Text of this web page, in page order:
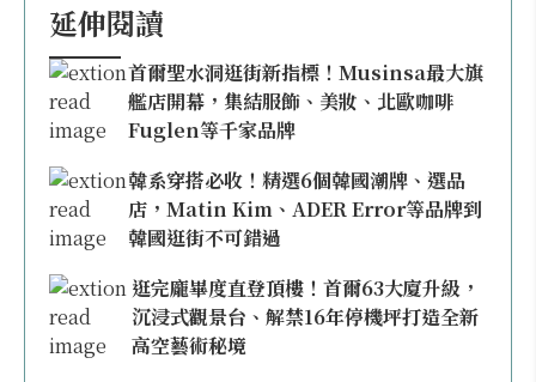
延伸閱讀
首爾聖水洞逛街新指標！Musinsa最大旗
艦店開幕，集結服飾、美妝、北歐咖啡
Fuglen等千家品牌
韓系穿搭必收！精選6個韓國潮牌、選品
店，Matin Kim、ADER Error等品牌到
韓國逛街不可錯過
逛完龐畢度直登頂樓！首爾63大廈升級，
沉浸式觀景台、解禁16年停機坪打造全新
高空藝術秘境